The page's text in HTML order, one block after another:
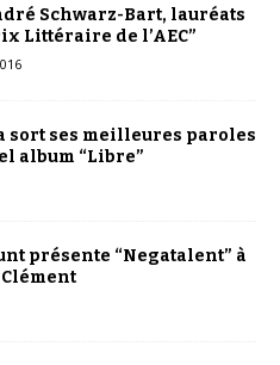
Schwarz-Bart, lauréats
Littéraire de l’AEC”
sort ses meilleures paroles
album “Libre”
présente “Negatalent” à